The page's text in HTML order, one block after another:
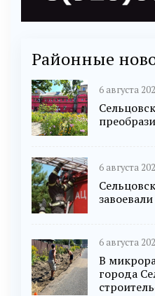
Районные
6 августа
6 августа
6 августа
В
города